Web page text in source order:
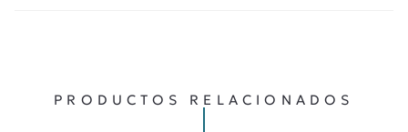
TU UBICACIÓNPRODUCTOS RELACIONADOS